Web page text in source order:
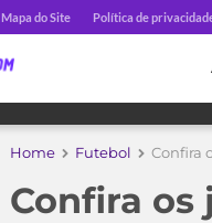
Mapa do Site Política de
Home Futebol Confira
Confira os